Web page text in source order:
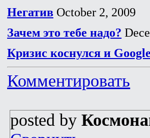
Негатив October 2, 2009
Зачем это тебе надо?
Кризис коснулся и Google
Комментировать
posted by